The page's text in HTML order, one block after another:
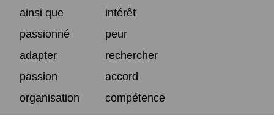
ainsi que
intérêt
passionné
peur
adapter
rechercher
passion
accord
organisation
compétence